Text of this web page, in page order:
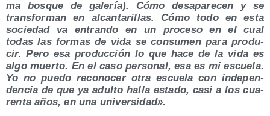
ma bos­que de gale­ría). Cómo des­apa­re­cen y se
trans­for­man en alcan­ta­ri­llas. Cómo todo en esta
socie­dad va entran­do en un pro­ce­so en el cual
todas las for­mas de vida se con­su­men para pro­du­
cir. Pero esa pro­duc­ción lo que hace de la vida es
algo muer­to. En el caso per­so­nal, esa es mi escue­la.
Yo no pue­do reco­no­cer otra escue­la con inde­pen­
den­cia de que ya adul­to halla esta­do, casi a los cua­
ren­ta años, en una universidad».